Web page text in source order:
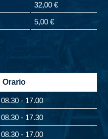
32,00 €
5,00 €
Orario
08.30 - 17.00
08.30 - 17.30
08.30 - 17.00